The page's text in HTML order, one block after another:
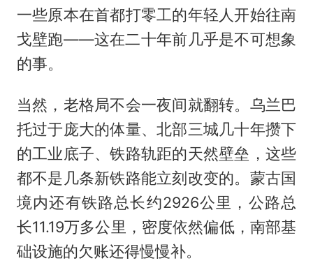
一些原本在首都打零工的年轻人开始往南
戈壁跑——这在二十年前几乎是不可想象
的事。
当然，老格局不会一夜间就翻转。乌兰巴
托过于庞大的体量、北部三城几十年攒下
的工业底子、铁路轨距的天然壁垒，这些
都不是几条新铁路能立刻改变的。蒙古国
境内还有铁路总长约2926公里，公路总
长11.19万多公里，密度依然偏低，南部基
础设施的欠账还得慢慢补。